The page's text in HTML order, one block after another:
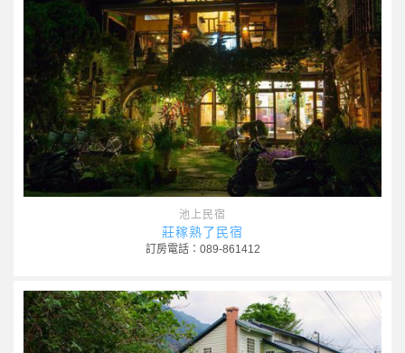
池上民宿
莊稼熟了民宿
訂房電話：089-861412